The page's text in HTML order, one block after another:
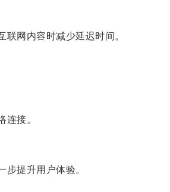
网内容时减少延迟时间。
接。
提升用户体验。